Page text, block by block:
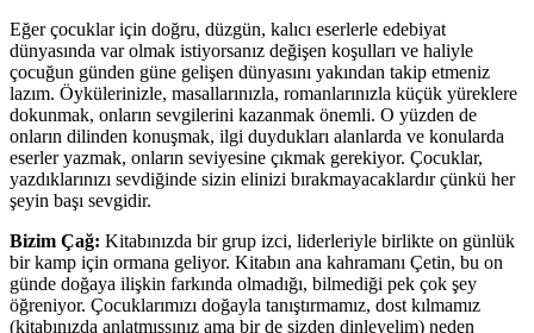
Eğer çocuklar için doğru, düzgün, kalıcı eserlerle edebiyat
dünyasında var olmak istiyorsanız değişen koşulları ve haliyle
çocuğun günden güne gelişen dünyasını yakından takip etmeniz
lazım. Öykülerinizle, masallarınızla, romanlarınızla küçük yüreklere
dokunmak, onların sevgilerini kazanmak önemli. O yüzden de
onların dilinden konuşmak, ilgi duydukları alanlarda ve konularda
eserler yazmak, onların seviyesine çıkmak gerekiyor. Çocuklar,
yazdıklarınızı sevdiğinde sizin elinizi bırakmayacaklardır çünkü her
şeyin başı sevgidir.
Bizim Çağ: Kitabınızda bir grup izci, liderleriyle birlikte on günlük
bir kamp için ormana geliyor. Kitabın ana kahramanı Çetin, bu on
günde doğaya ilişkin farkında olmadığı, bilmediği pek çok şey
öğreniyor. Çocuklarımızı doğayla tanıştırmamız, dost kılmamız
(kitabınızda anlatmışsınız ama bir de sizden dinleyelim) neden